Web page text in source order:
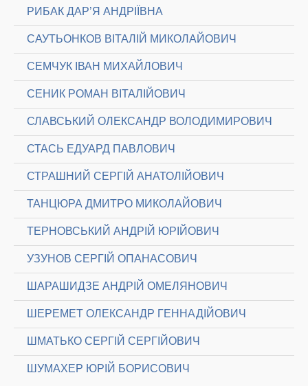
РИБАК ДАР’Я АНДРІЇВНА
САУТЬОНКОВ ВІТАЛІЙ МИКОЛАЙОВИЧ
СЕМЧУК ІВАН МИХАЙЛОВИЧ
СЕНИК РОМАН ВІТАЛІЙОВИЧ
СЛАВСЬКИЙ ОЛЕКСАНДР ВОЛОДИМИРОВИЧ
СТАСЬ ЕДУАРД ПАВЛОВИЧ
СТРАШНИЙ СЕРГІЙ АНАТОЛІЙОВИЧ
ТАНЦЮРА ДМИТРО МИКОЛАЙОВИЧ
ТЕРНОВСЬКИЙ АНДРІЙ ЮРІЙОВИЧ
УЗУНОВ СЕРГІЙ ОПАНАСОВИЧ
ШАРАШИДЗЕ АНДРІЙ ОМЕЛЯНОВИЧ
ШЕРЕМЕТ ОЛЕКСАНДР ГЕННАДІЙОВИЧ
ШМАТЬКО СЕРГІЙ СЕРГІЙОВИЧ
ШУМАХЕР ЮРІЙ БОРИСОВИЧ